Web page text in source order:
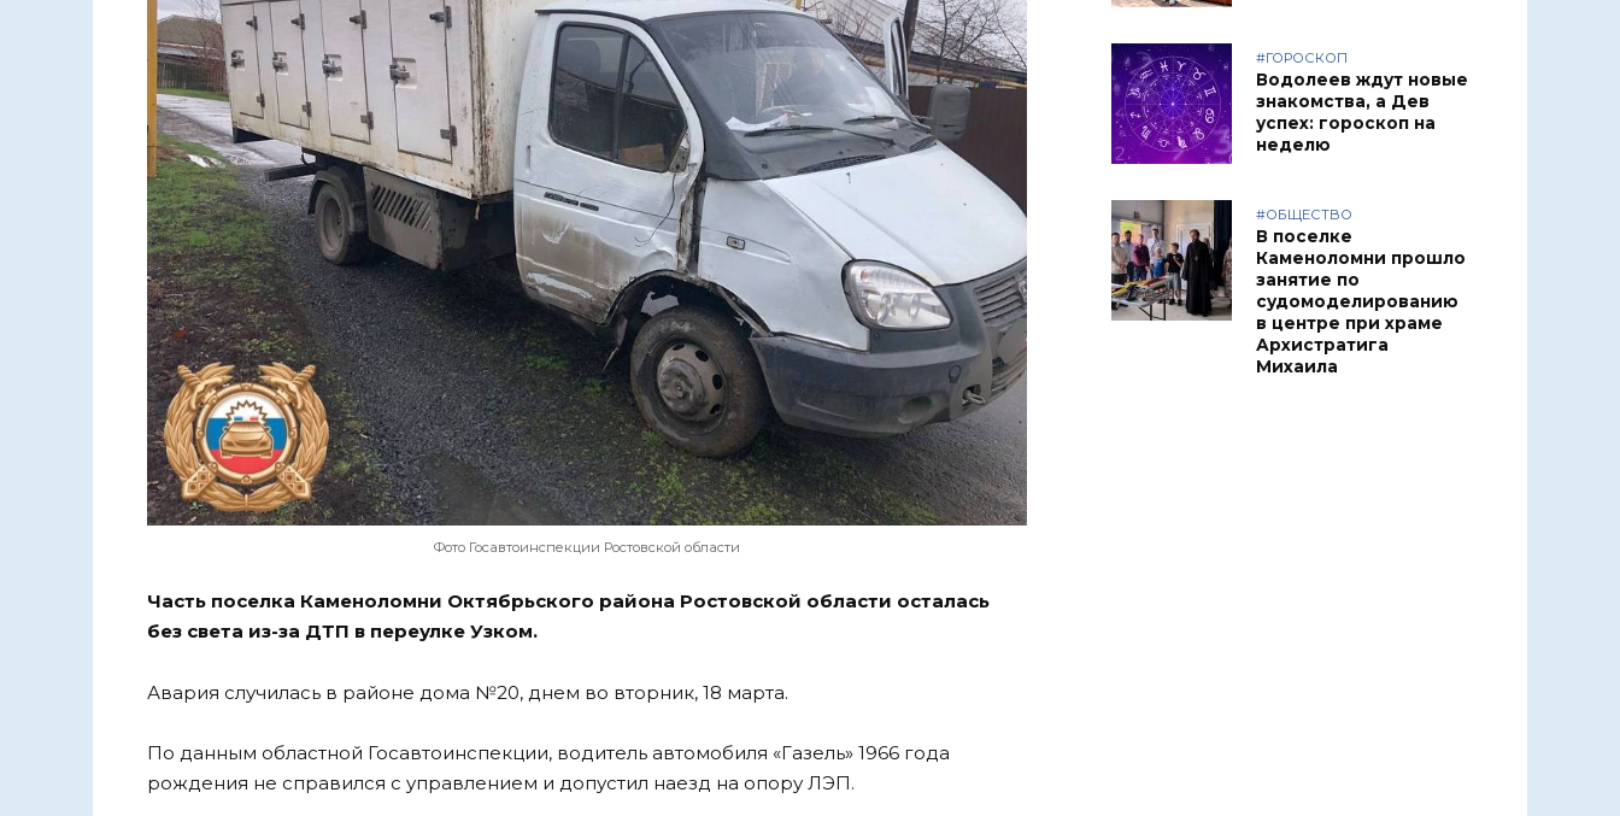
Фото Госавтоинспекции Ростовской области
Часть поселка Каменоломни Октябрьского района Ростовской области осталась
без света из-за ДТП в переулке Узком.
Авария случилась в районе дома №20, днем во вторник, 18 марта.
По данным областной Госавтоинспекции, водитель автомобиля «Газель» 1966 года
рождения не справился с управлением и допустил наезд на опору ЛЭП.
#ГОРОСКОП
Водолеев ждут новые
знакомства, а Дев
успех: гороскоп на
неделю
#ОБЩЕСТВО
В поселке
Каменоломни прошло
занятие по
судомоделированию
в центре при храме
Архистратига
Михаила